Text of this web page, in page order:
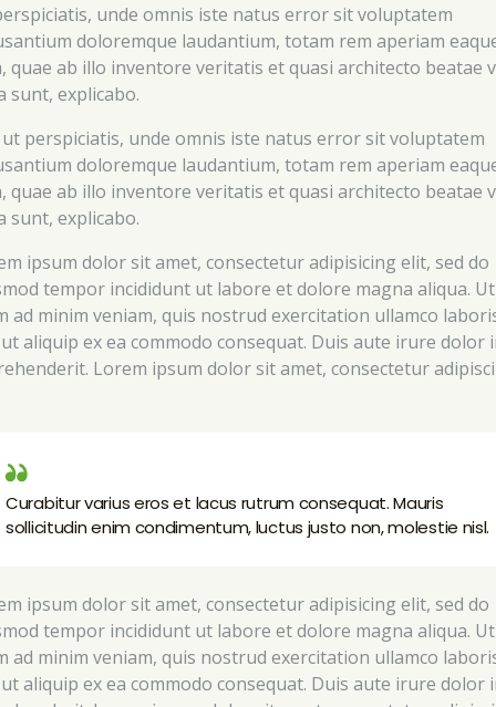
unde omnis iste natus error sit voluptatem
doloremque laudantium, totam rem aperiam
quae ab illo inventore veritatis et quasi architecto beatae
sunt, explicabo.
ut perspiciatis, unde omnis iste natus error sit voluptatem
doloremque laudantium, totam rem aperiam
quae ab illo inventore veritatis et quasi architecto beatae
sunt, explicabo.
ipsum dolor sit amet, consectetur adipisicing elit, sed do
tempor incididunt ut labore et dolore magna aliqua. Ut
ad minim veniam, quis nostrud exercitation ullamco
aliquip ex ea commodo consequat. Duis aute irure dolor
Lorem ipsum dolor sit amet, consectetur
Curabitur varius eros et lacus rutrum consequat. Mauris
sollicitudin enim condimentum, luctus justo non, molestie nisl.
ipsum dolor sit amet, consectetur adipisicing elit, sed do
tempor incididunt ut labore et dolore magna aliqua. Ut
ad minim veniam, quis nostrud exercitation ullamco
aliquip ex ea commodo consequat. Duis aute irure dolor